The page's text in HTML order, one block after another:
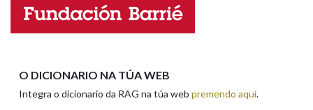
Nome
O DICIONARIO NA TÚA WEB
Integra o dicionario da RAG na túa web premendo aquí.